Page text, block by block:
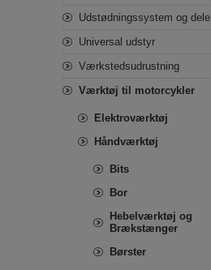
Udstødningssystem og dele
Universal udstyr
Værkstedsudrustning
Værktøj til motorcykler
Elektroværktøj
Håndværktøj
Bits
Bor
Hebelværktøj og
Brækstænger
Børster